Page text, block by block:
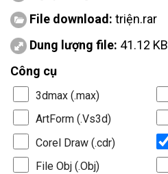
File download: triện.rar
Dung lượng file: 41.12 KB
Công cụ
3dmax (.max)
ArtForm (.Vs3d)
Corel Draw (.cdr)
File Obj (.Obj)